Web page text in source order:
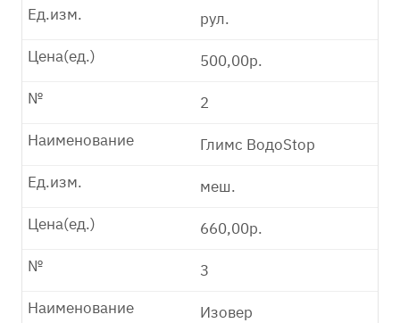
рул.
Ед.изм.
500,00р.
Цена(ед.)
2
№
Глимс ВодоStop
Наименование
меш.
Ед.изм.
660,00р.
Цена(ед.)
3
№
Изовер
Наименование